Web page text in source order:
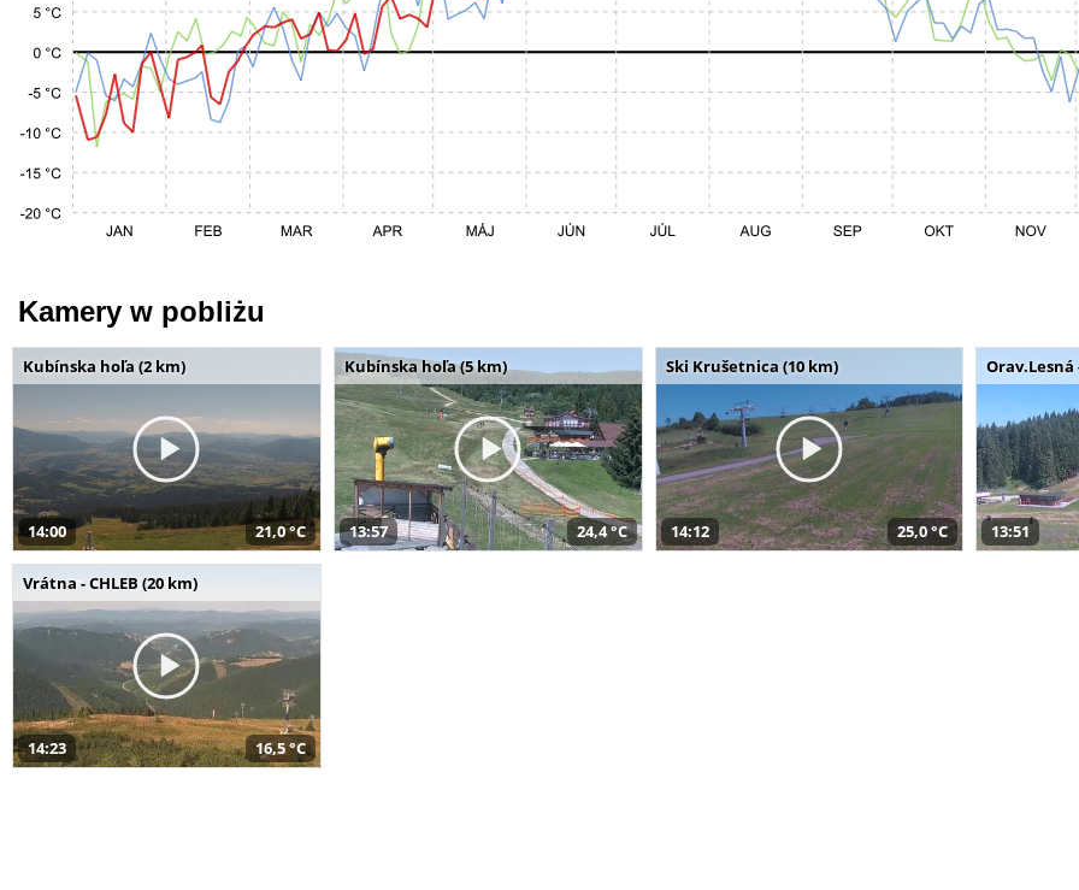
Kamery w pobliżu
Kubínska hoľa (2 km)
14:00 21,0 °C
Kubínska hoľa (5 km)
13:57 24,4 °C
Ski Krušetnica (10 km)
14:12 25,0 °C
Orav.Lesná
13:51
Vrátna - CHLEB (20 km)
14:23 16,5 °C